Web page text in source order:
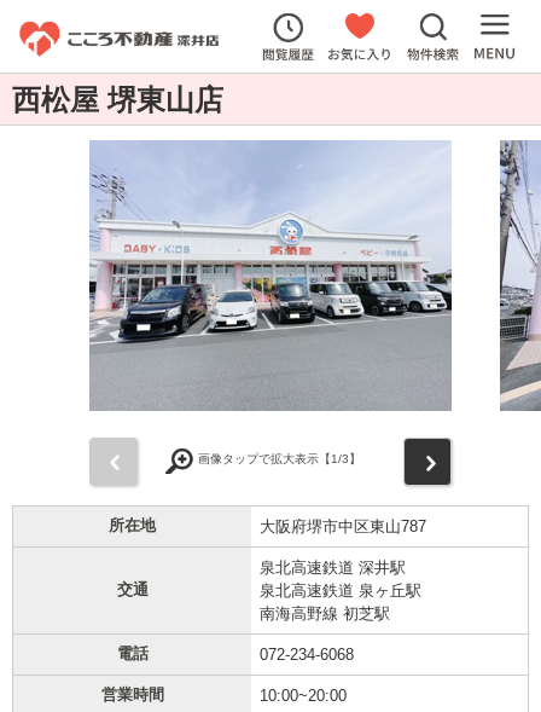
西松屋 堺東山店
画像タップで拡大表示【1/3】
所在地 大阪府堺市中区東山787
交通
泉北高速鉄道 深井駅
泉北高速鉄道 泉ヶ丘駅
南海高野線 初芝駅
電話 072-234-6068
営業時間 10:00~20:00